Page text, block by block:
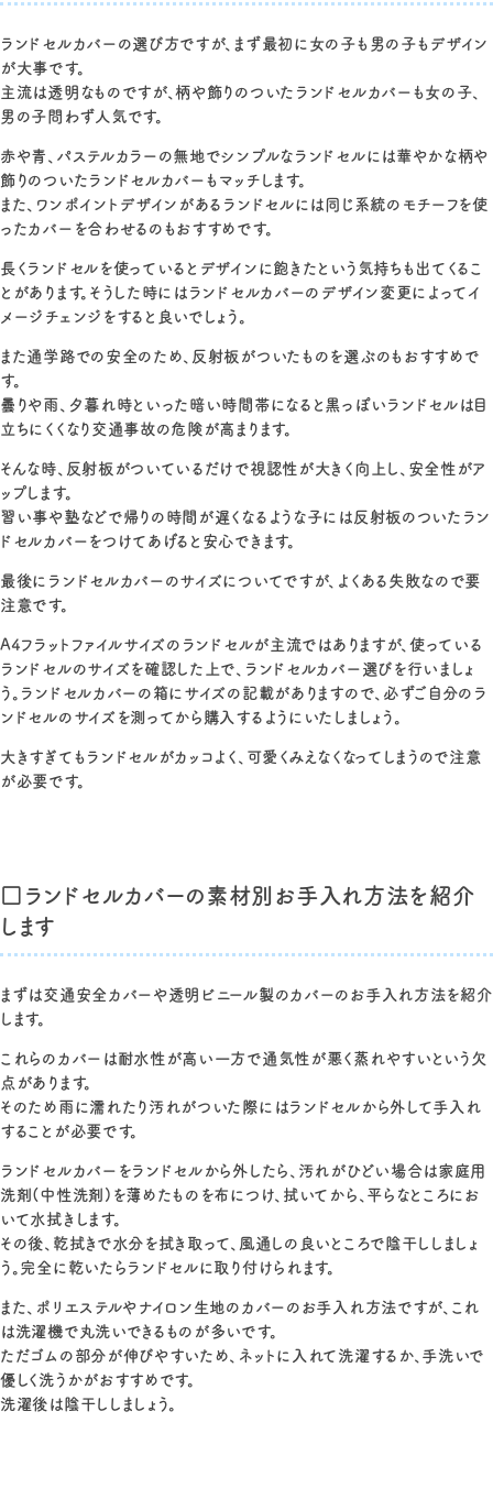
ランドセルカバーの選び方ですが、まず最初に女の子も男の子もデザイン
が大事です。
主流は透明なものですが、柄や飾りのついたランドセルカバーも女の子、
男の子問わず人気です。
赤や青、パステルカラーの無地でシンプルなランドセルには華やかな柄や
飾りのついたランドセルカバーもマッチします。
また、ワンポイントデザインがあるランドセルには同じ系統のモチーフを使
ったカバーを合わせるのもおすすめです。
長くランドセルを使っているとデザインに飽きたという気持ちも出てくるこ
とがあります。そうした時にはランドセルカバーのデザイン変更によってイ
メージチェンジをすると良いでしょう。
また通学路での安全のため、反射板がついたものを選ぶのもおすすめで
す。
曇りや雨、夕暮れ時といった暗い時間帯になると黒っぽいランドセルは目
立ちにくくなり交通事故の危険が高まります。
そんな時、反射板がついているだけで視認性が大きく向上し、安全性がア
ップします。
習い事や塾などで帰りの時間が遅くなるような子には反射板のついたラン
ドセルカバーをつけてあげると安心できます。
最後にランドセルカバーのサイズについてですが、よくある失敗なので要
注意です。
A4フラットファイルサイズのランドセルが主流ではありますが、使っている
ランドセルのサイズを確認した上で、ランドセルカバー選びを行いましょ
う。ランドセルカバーの箱にサイズの記載がありますので、必ずご自分のラ
ンドセルのサイズを測ってから購入するようにいたしましょう。
大きすぎてもランドセルがカッコよく、可愛くみえなくなってしまうので注意
が必要です。
□ランドセルカバーの素材別お手入れ方法を紹介
します
まずは交通安全カバーや透明ビニール製のカバーのお手入れ方法を紹介
します。
これらのカバーは耐水性が高い一方で通気性が悪く蒸れやすいという欠
点があります。
そのため雨に濡れたり汚れがついた際にはランドセルから外して手入れ
することが必要です。
ランドセルカバーをランドセルから外したら、汚れがひどい場合は家庭用
洗剤(中性洗剤)を薄めたものを布につけ、拭いてから、平らなところにお
いて水拭きします。
その後、乾拭きで水分を拭き取って、風通しの良いところで陰干ししましょ
う。完全に乾いたらランドセルに取り付けられます。
また、ポリエステルやナイロン生地のカバーのお手入れ方法ですが、これ
は洗濯機で丸洗いできるものが多いです。
ただゴムの部分が伸びやすいため、ネットに入れて洗濯するか、手洗いで
優しく洗うかがおすすめです。
洗濯後は陰干ししましょう。